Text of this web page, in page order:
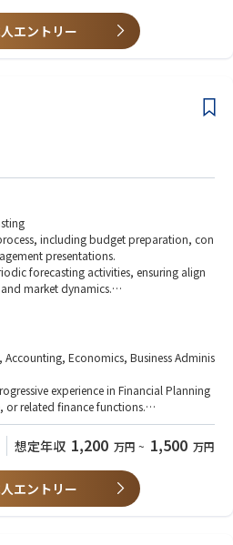
ナルポジション
ダーと連携するグローバルな環境
く、事業に近い立場でコンプライアンス
高度なコンプライアンス経験を積むこと
エントリー
including budget preparation, con
presentations.
forecasting activities, ensuring align
market dynamics.
for senior management and
and strategic planning models.
(MBR) processes with Asia regional leade
and key business drivers, identifying ri
actions.
including:
Accounting, Economics, Business Adminis
experience in Financial Planning
or related finance functions.
forecasting, management reporting, a
management and business leaders in a m
statements, including P&L, Balance Sh
想定年収 1,200 万円 ~ 1,500 万円
エントリー